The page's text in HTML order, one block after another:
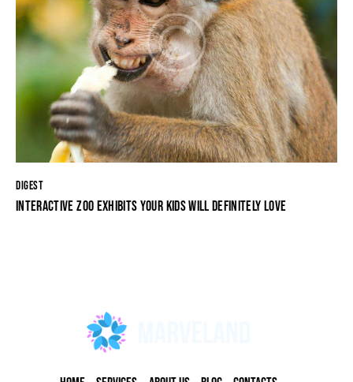
DIGEST
INTERACTIVE ZOO EXHIBITS YOUR KIDS WILL DEFINITELY LOVE